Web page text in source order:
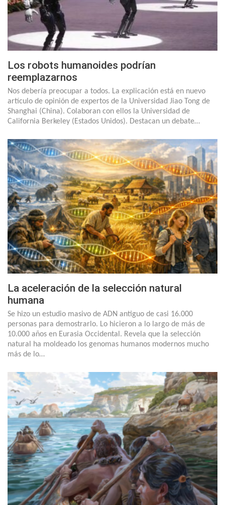
Los robots humanoides podrían
reemplazarnos
Nos debería preocupar a todos. La explicación está en nuevo
artículo de opinión de expertos de la Universidad Jiao Tong de
Shanghai (China). Colaboran con ellos la Universidad de
California Berkeley (Estados Unidos). Destacan un debate…
La aceleración de la selección natural
humana
Se hizo un estudio masivo de ADN antiguo de casi 16.000
personas para demostrarlo. Lo hicieron a lo largo de más de
10.000 años en Eurasia Occidental. Revela que la selección
natural ha moldeado los genomas humanos modernos mucho
más de lo…